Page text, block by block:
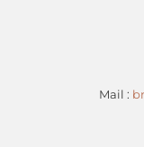
Mail :